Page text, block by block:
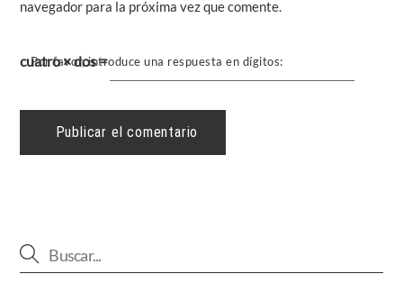
navegador para la próxima vez que comente.
Por favor, introduce una respuesta en dígitos:
cuatro × dos =